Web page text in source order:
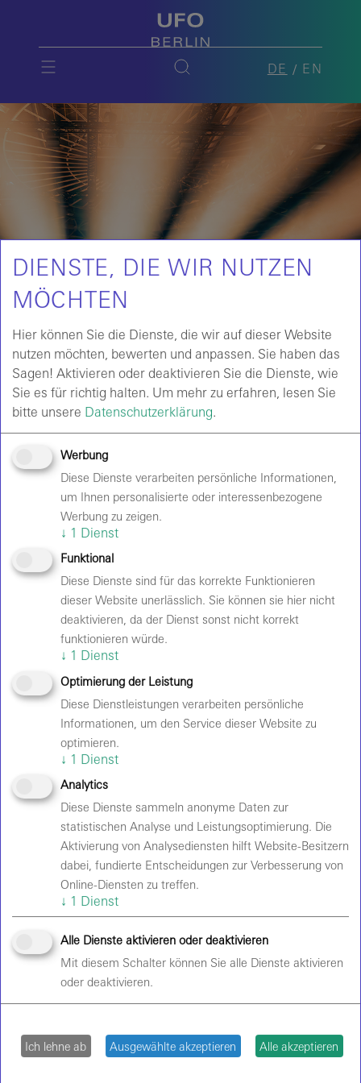
DE EN
AWARENESS
BARRIEREFREIHEIT
EINLASS & SICHERHEIT
FAQ
GASTRONOMIE
HAUSORDNUNG
UFO
BESUCHERINFORMATIONEN
Ob Konzert, Sportevent, Show oder
Familienveranstaltung: Das UFO im Velodrom ist ein
möglichst entspannten Veranstaltungsbesuch finden
sich folgend alle wichtigen Informationen rund um
FAQ
Einlass und Sicherheit
DIENSTE, DIE WIR NUTZEN
MÖCHTEN
Hier können Sie die Dienste, die wir auf dieser Website
nutzen möchten, bewerten und anpassen. Sie haben das
Sagen! Aktivieren oder deaktivieren Sie die Dienste, wie
Sie es für richtig halten. Um mehr zu erfahren, lesen Sie
bitte unsere Datenschutzerklärung.
Werbung
Diese Dienste verarbeiten persönliche Informationen,
um Ihnen personalisierte oder interessenbezogene
Werbung zu zeigen.
↓ 1 Dienst
Funktional
Diese Dienste sind für das korrekte Funktionieren
dieser Website unerlässlich. Sie können sie hier nicht
deaktivieren, da der Dienst sonst nicht korrekt
funktionieren würde.
↓ 1 Dienst
Optimierung der Leistung
Diese Dienstleistungen verarbeiten persönliche
Informationen, um den Service dieser Website zu
optimieren.
↓ 1 Dienst
Analytics
Diese Dienste sammeln anonyme Daten zur
statistischen Analyse und Leistungsoptimierung. Die
Aktivierung von Analysediensten hilft Website-Besitzern
dabei, fundierte Entscheidungen zur Verbesserung von
Online-Diensten zu treffen.
↓ 1 Dienst
Alle Dienste aktivieren oder deaktivieren
Mit diesem Schalter können Sie alle Dienste aktivieren
oder deaktivieren.
Ich lehne ab Ausgewählte akzeptieren Alle akzeptieren